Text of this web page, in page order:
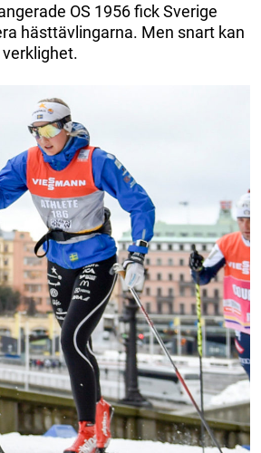
OS 1956 fick Sverige
hästtävlingarna. Men snart kan